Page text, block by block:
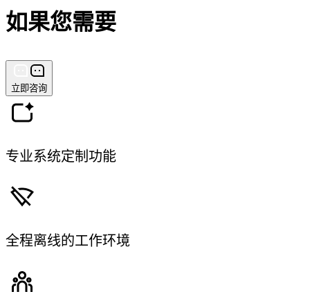
如果您需要
立即咨询
专业系统定制功能
全程离线的工作环境